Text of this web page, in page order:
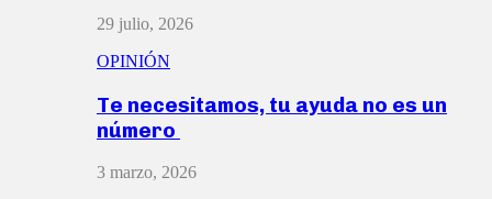
29 julio, 2026
OPINIÓN
Te necesitamos, tu ayuda no es un
número
3 marzo, 2026